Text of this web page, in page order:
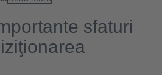
sfaturi